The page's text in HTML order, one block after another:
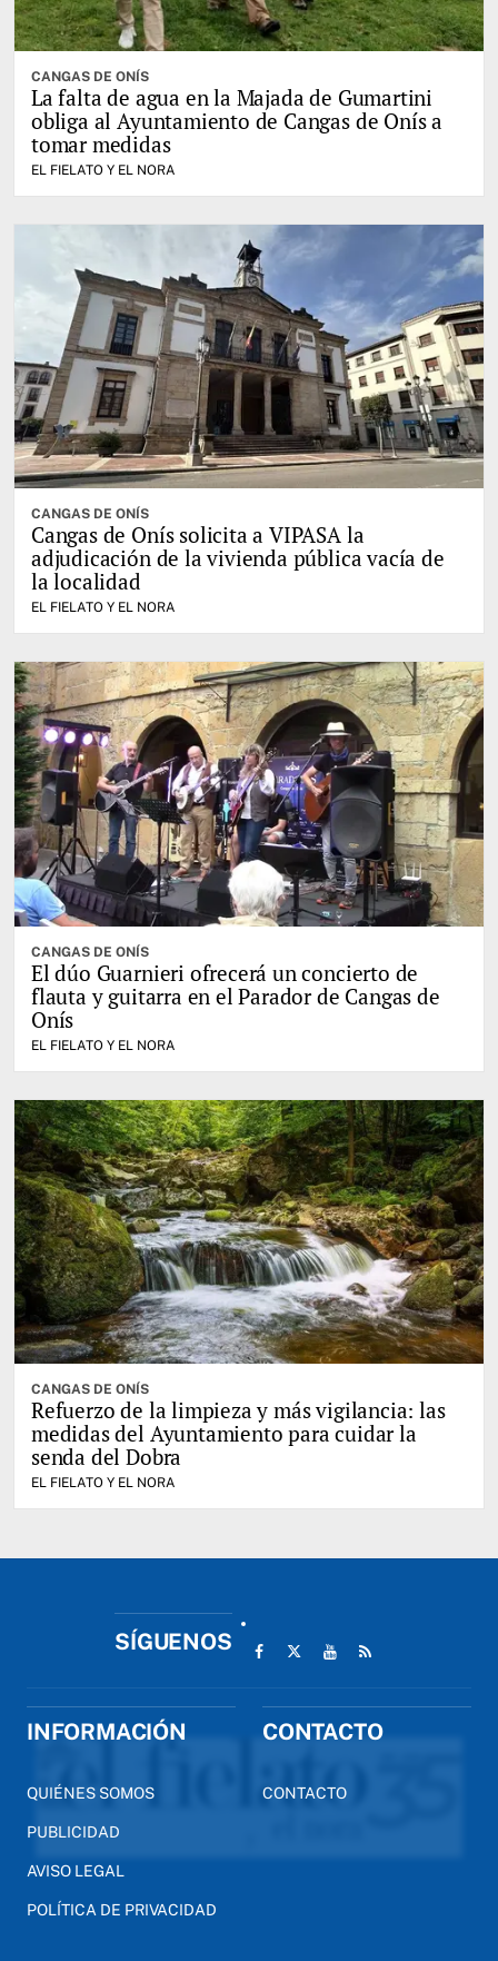
CANGAS DE ONÍS
La falta de agua en la Majada de Gumartini
obliga al Ayuntamiento de Cangas de Onís a
tomar medidas
EL FIELATO Y EL NORA
CANGAS DE ONÍS
Cangas de Onís solicita a VIPASA la
adjudicación de la vivienda pública vacía de
la localidad
EL FIELATO Y EL NORA
CANGAS DE ONÍS
El dúo Guarnieri ofrecerá un concierto de
flauta y guitarra en el Parador de Cangas de
Onís
EL FIELATO Y EL NORA
CANGAS DE ONÍS
Refuerzo de la limpieza y más vigilancia: las
medidas del Ayuntamiento para cuidar la
senda del Dobra
EL FIELATO Y EL NORA
SÍGUENOS
INFORMACIÓN
QUIÉNES SOMOS
PUBLICIDAD
AVISO LEGAL
POLÍTICA DE PRIVACIDAD
CONTACTO
CONTACTO